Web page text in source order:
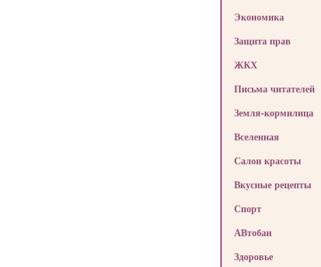
Экономика
Защита прав
ЖКХ
Письма читателей
Земля-кормилица
Вселенная
Салон красоты
Вкусные рецепты
Спорт
АВтобан
Здоровье